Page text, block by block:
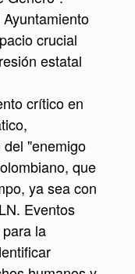
crucial
estatal
crítico en
"enemigo
que
ya sea con
Eventos
la